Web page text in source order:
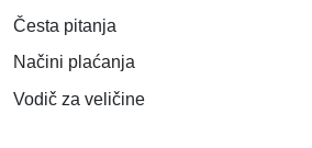
Česta pitanja
Načini plaćanja
Vodič za veličine